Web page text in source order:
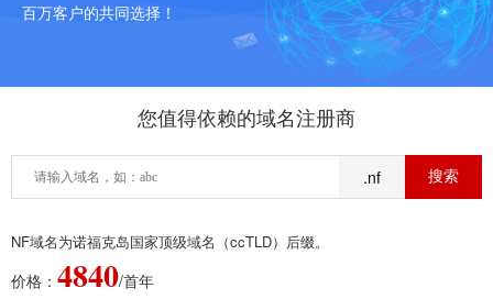
百万客户的共同选择！
您值得依赖的域名注册商
.nf
NF域名为诺福克岛国家顶级域名（ccTLD）后缀。
价格： 4840/首年